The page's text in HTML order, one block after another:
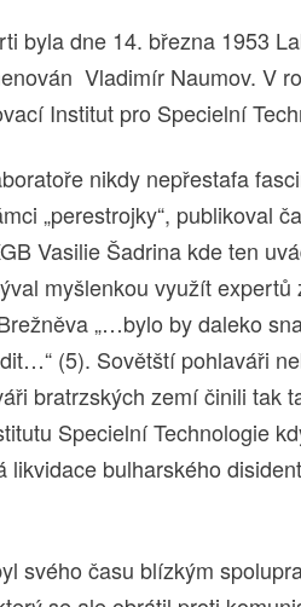
byla dne 14. března 1953
Vladimír Naumov. V
Institut pro Specielní
nikdy nepřestafa
„perestrojky“, publikoval
Vasilie Šadrina kde ten
myšlenkou využít
„…bylo by daleko
(5). Sovětští pohlaváři
bratrzských zemí činili tak
Specielní Technologie
likvidace bulharského
svého času blízkým